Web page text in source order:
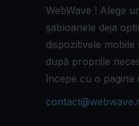
WebWave ! Alege
șabloanele deja
dispozitivele mobile
după propriile
începe cu o pagina